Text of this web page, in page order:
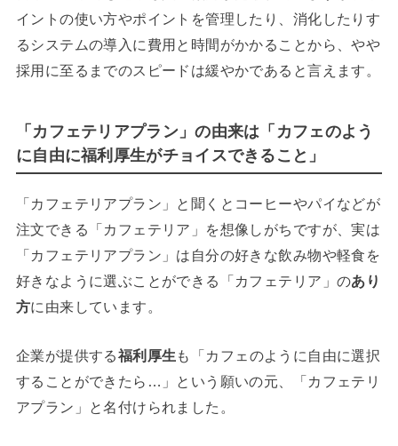
イントの使い方やポイントを管理したり、消化したりす
るシステムの導入に費用と時間がかかることから、やや
採用に至るまでのスピードは緩やかであると言えます。
「カフェテリアプラン」の由来は「カフェのよう
に自由に福利厚生がチョイスできること」
「カフェテリアプラン」と聞くとコーヒーやパイなどが
注文できる「カフェテリア」を想像しがちですが、実は
「カフェテリアプラン」は自分の好きな飲み物や軽食を
好きなように選ぶことができる「カフェテリア」のあり
方に由来しています。
企業が提供する福利厚生 も「カフェのように自由に選択
することができたら…」という願いの元、「カフェテリ
アプラン」と名付けられました。